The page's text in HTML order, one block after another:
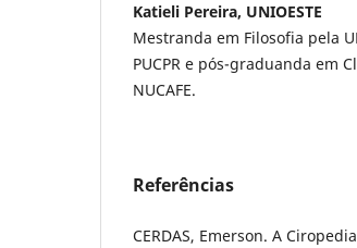
Katieli Pereira, UNIOESTE
Mestranda em Filosofia pela
PUCPR e pós-graduanda em
NUCAFE.
Referências
CERDAS, Emerson. A